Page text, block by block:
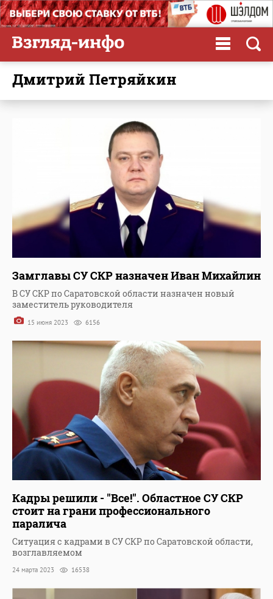
Дмитрий Петряйкин
Замглавы СУ СКР назначен Иван Михайлин
В СУ СКР по Саратовской области назначен новый
заместитель руководителя
15 июня 2023 6156
Кадры решили - "Все!". Областное СУ СКР
стоит на грани профессионального
паралича
Ситуация с кадрами в СУ СКР по Саратовской области,
возглавляемом
24 марта 2023 16538